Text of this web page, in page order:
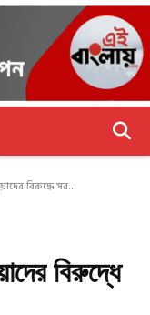
বিরুদ্ধে সর...
বিরুদ্ধে